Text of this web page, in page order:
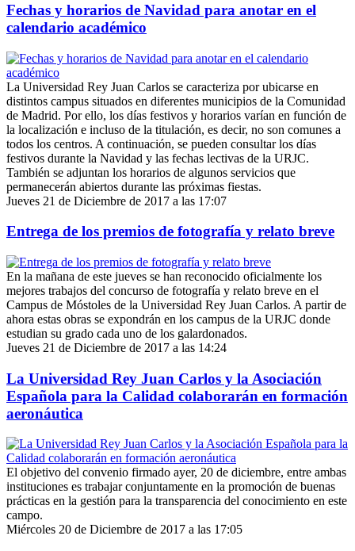
Fechas y horarios de Navidad para anotar en el
calendario académico
La Universidad Rey Juan Carlos se caracteriza por ubicarse en
distintos campus situados en diferentes municipios de la Comunidad
de Madrid. Por ello, los días festivos y horarios varían en función de
la localización e incluso de la titulación, es decir, no son comunes a
todos los centros. A continuación, se pueden consultar los días
festivos durante la Navidad y las fechas lectivas de la URJC.
También se adjuntan los horarios de algunos servicios que
permanecerán abiertos durante las próximas fiestas.
Jueves 21 de Diciembre de 2017 a las 17:07
Entrega de los premios de fotografía y relato breve
En la mañana de este jueves se han reconocido oficialmente los
mejores trabajos del concurso de fotografía y relato breve en el
Campus de Móstoles de la Universidad Rey Juan Carlos. A partir de
ahora estas obras se expondrán en los campus de la URJC donde
estudian su grado cada uno de los galardonados.
Jueves 21 de Diciembre de 2017 a las 14:24
La Universidad Rey Juan Carlos y la Asociación
Española para la Calidad colaborarán en formación
aeronáutica
El objetivo del convenio firmado ayer, 20 de diciembre, entre ambas
instituciones es trabajar conjuntamente en la promoción de buenas
prácticas en la gestión para la transparencia del conocimiento en este
campo.
Miércoles 20 de Diciembre de 2017 a las 17:05